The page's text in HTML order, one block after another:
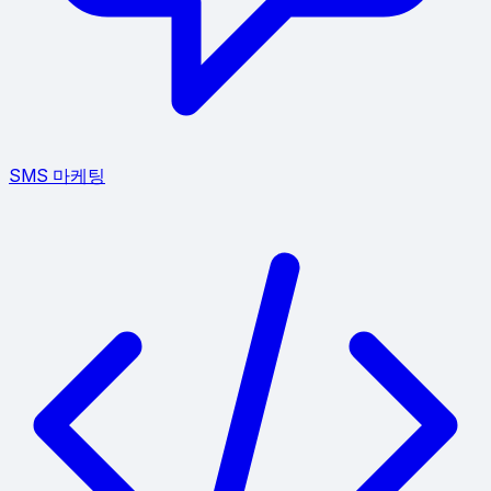
SMS 마케팅